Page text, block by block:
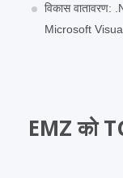
विकास
Microsoft
EMZ को